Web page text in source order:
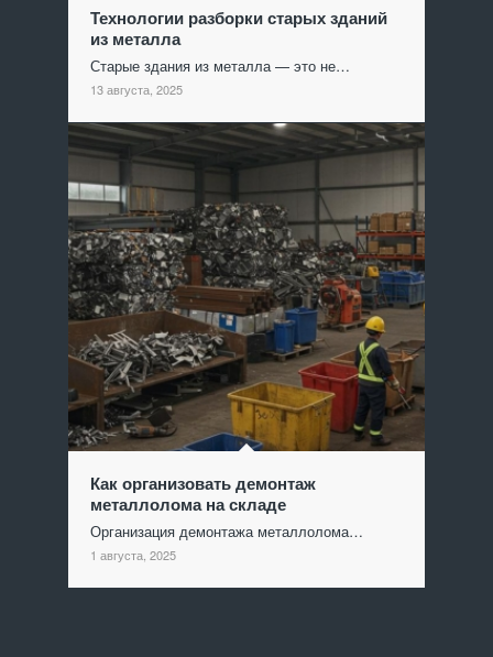
Технологии разборки старых зданий
из металла
Старые здания из металла — это не…
13 августа, 2025
Как организовать демонтаж
металлолома на складе
Организация демонтажа металлолома…
1 августа, 2025